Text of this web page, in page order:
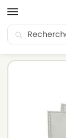
🚚